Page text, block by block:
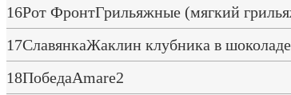
16Рот ФронтГрильяжные (мягкий
17СлавянкаЖаклин клубника в шоколаде
18ПобедаAmare2